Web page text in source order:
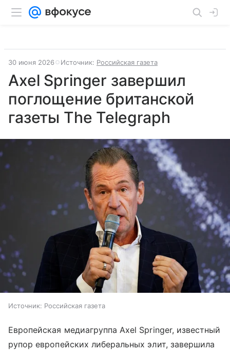
30 июня 2026 Источник: Российская газета
Axel Springer завершил
поглощение британской
газеты The Telegraph
Источник: Российская газета
Европейская медиагруппа Axel Springer, известный
рупор европейских либеральных элит, завершила